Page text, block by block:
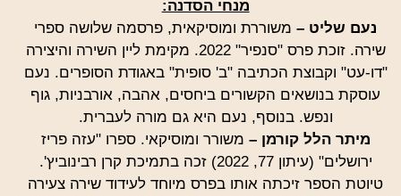
מנחי הסדנה:
נעם שליט –משוררת ומוסיקאית, פרסמה שלושה ספרי
שירה. זוכת פרס "סנפיר" 2022. מקימת ליין השירה והיצירה
"דו-עט" וקבוצת הכתיבה "ב' סופית" באגודת הסופרים. נעם
עוסקת בנושאים הקשורים ביחסים, אהבה, אורבניות, גוף
ונפש. בנוסף, נעם היא גם מורה לעברית.
מיתר הלל קורמן – משורר ומוסיקאי. ספרו "עזה פריז
ירושלים" (עיתון 77, 2022) זכה בתמיכת קרן רבינוביץ'.
טיוטת הספר זיכתה אותו בפרס מיוחד לעידוד שירה צעירה